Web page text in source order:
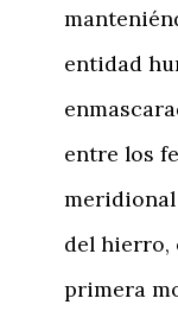
entidad
entre los
del hierro,
primera